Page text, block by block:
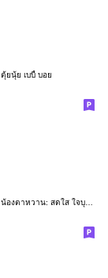
ตุ้ยนุ้ย เบบี้ บอย
น้องตาหวาน: สดใส ใจบุญ (สีพาสเทล)